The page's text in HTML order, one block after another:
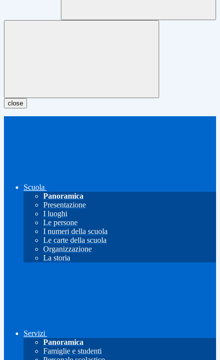
close
Scuola
Panoramica
Presentazione
I luoghi
Le persone
I numeri della scuola
Le carte della scuola
Organizzazione
La storia
Servizi
Panoramica
Famiglie e studenti